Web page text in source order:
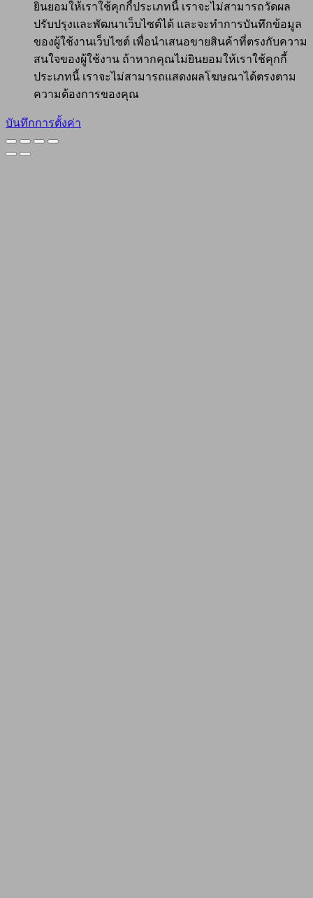
ยินยอมให้เราใช้คุกกี้ประเภทนี้ เราจะไม่สามารถวัดผล
ปรับปรุงและพัฒนาเว็บไซต์ได้ และจะทำการบันทึกข้อมูล
ของผู้ใช้งานเว็บไซต์ เพื่อนำเสนอขายสินค้าที่ตรงกับความ
สนใจของผู้ใช้งาน ถ้าหากคุณไม่ยินยอมให้เราใช้คุกกี้
ประเภทนี้ เราจะไม่สามารถแสดงผลโฆษณาได้ตรงตาม
ความต้องการของคุณ
บันทึกการตั้งค่า